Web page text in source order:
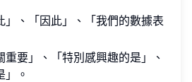
」、「因此」、「我們的數據表
重要」、「特別感興趣的是」、
」。